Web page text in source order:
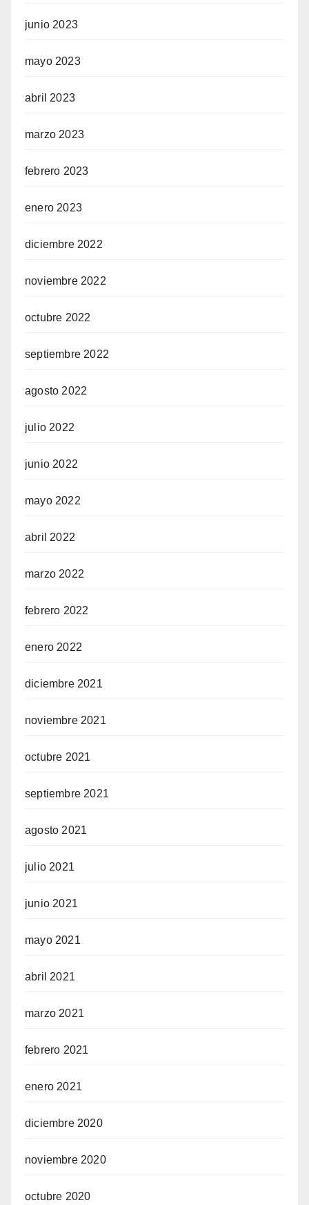
junio 2023
mayo 2023
abril 2023
marzo 2023
febrero 2023
enero 2023
diciembre 2022
noviembre 2022
octubre 2022
septiembre 2022
agosto 2022
julio 2022
junio 2022
mayo 2022
abril 2022
marzo 2022
febrero 2022
enero 2022
diciembre 2021
noviembre 2021
octubre 2021
septiembre 2021
agosto 2021
julio 2021
junio 2021
mayo 2021
abril 2021
marzo 2021
febrero 2021
enero 2021
diciembre 2020
noviembre 2020
octubre 2020